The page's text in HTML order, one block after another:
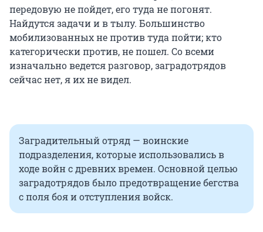
передовую не пойдет, его туда не погонят.
Найдутся задачи и в тылу. Большинство
мобилизованных не против туда пойти; кто
категорически против, не пошел. Со всеми
изначально ведется разговор, заградотрядов
сейчас нет, я их не видел.
Заградительный отряд — воинские
подразделения, которые использовались в
ходе войн с древних времен. Основной целью
заградотрядов было предотвращение бегства
с поля боя и отступления войск.